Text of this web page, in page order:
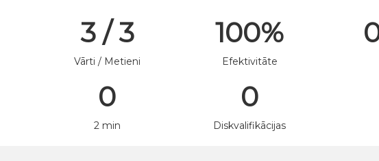
3 / 3
Vārti / Metieni
100%
Efektivitāte
0
2 min
0
Diskvalifikācijas